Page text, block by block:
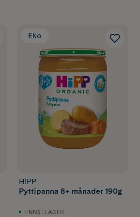
Eko
HiPP
Pyttipanna 8+ månader 190g
FINNS I LAGER